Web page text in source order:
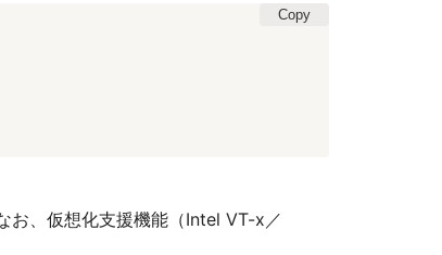
Copy
お、仮想化支援機能（Intel VT-x／